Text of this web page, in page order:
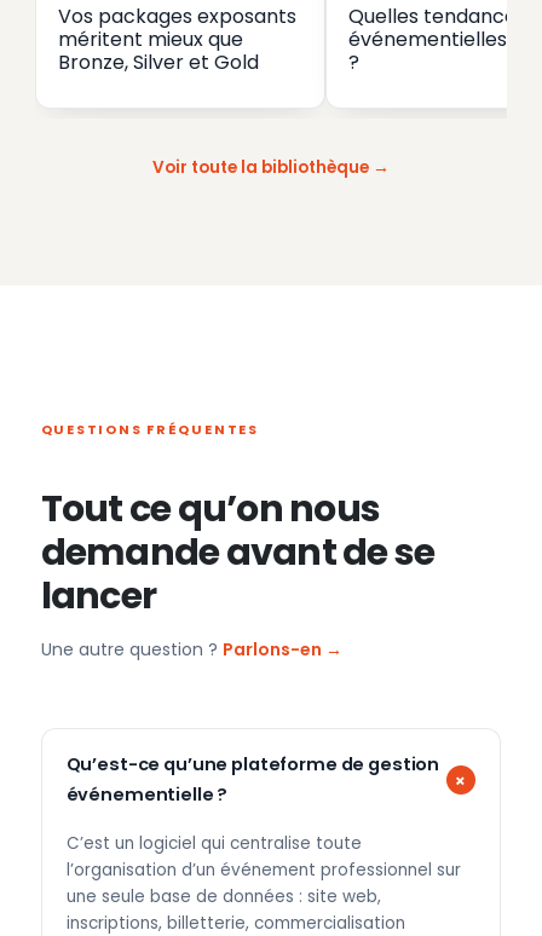
Vos packages exposants
méritent mieux que
Bronze, Silver et Gold
Quelles tendances
événementielles en
?
Voir toute la bibliothèque
QUESTIONS FRÉQUENTES
Tout ce qu’on nous
demande avant de se
lancer
Une autre question ? Parlons-en →
Qu’est-ce qu’une plateforme de gestion
événementielle ?
C’est un logiciel qui centralise toute
l’organisation d’un événement professionnel sur
une seule base de données : site web,
inscriptions, billetterie, commercialisation